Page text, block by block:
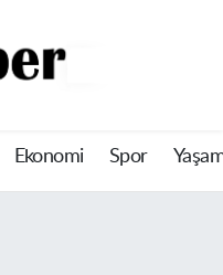
Ekonomi Spor